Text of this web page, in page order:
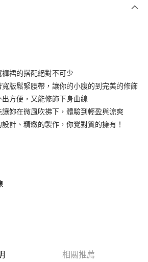
，台灣大哥大用戶可立即使用無須另外申請。
擇欲分期的期數、繳款截止日，確認付款後即完
及費用金額請依後續交易確認頁面所載為準。
前往確認交易或遇審核未通過，訂單將自動取
，「大哥付你分期」於每月結算日後寄送繳費提
」等通路繳費。
股份有限公司」（以下簡稱本公司）所提供，讓
務購買商品或服務，並由商店將買賣／分期付款
，依約使用本公司帳單繳交帳款。
址）提供予台灣大哥大進項蒐集、處理及利用，
】
商品之後才付款」的支付方式。 讓您購物簡單
不需綁卡、不需儲值。
簡訊認證，即可結帳。
務後，再付款。
流程】
確認金額後，即可完成結帳。
天內，點擊此簡訊中的連結，可透過四大超商／
式進行付款，方視為交易完成。
下不需立刻繳費，但若您需要取消訂單，請聯絡
同意取消之訂單仍視為有效，需透過AFTEE先享
先享後付 」之結帳頁面顯示為準，若有關於
限公司提供之「AFTEE先享後付」服務完成之交
含以上)免運費
含以上)免運費
含以上)免運費
含以上)免運費
裙的搭配絕對不可少
版鬆緊腰帶，讓你的小腹的到完美的修飾
方便，又能修飾下身曲線
妳在微風吹拂下，體驗到輕盈與涼爽
計、精緻的製作，你覺對質的擁有！
相關推薦